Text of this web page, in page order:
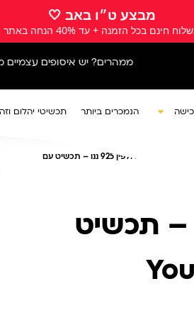
מבצע ט״ו באב 🤍
חינם בכל הזמנה + עד 40% הנחה באתר
ממהרים? יש איסופים
הנמכרים ביותר תכשיטי יהלום
/ שרשרת דולפין 925 ננו – תכשיט עם
925 ננו – תכשיט